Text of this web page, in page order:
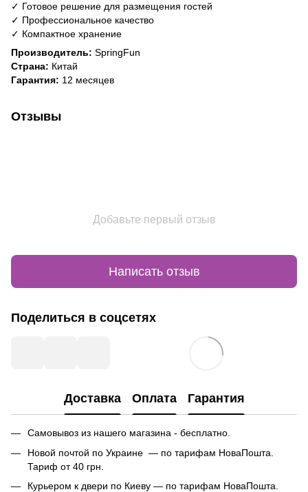
✓ Готовое решение для размещения гостей
✓ Профессиональное качество
✓ Компактное хранение
Производитель: SpringFun
Страна: Китай
Гарантия: 12 месяцев
Отзывы
Добавьте первый отзыв
Написать отзыв
Поделиться в соцсетях
Доставка Оплата Гарантия
Самовывоз из нашего магазина - бесплатно.
Новой почтой по Украине — по тарифам НоваПошта.
Тариф от 40 грн.
Курьером к двери по Киеву — по тарифам НоваПошта.